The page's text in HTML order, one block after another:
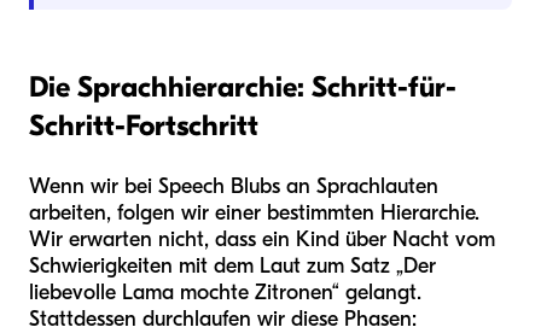
Die Sprachhierarchie: Schritt-für-
Schritt-Fortschritt
Wenn wir bei Speech Blubs an Sprachlauten
arbeiten, folgen wir einer bestimmten Hierarchie.
Wir erwarten nicht, dass ein Kind über Nacht vom
Schwierigkeiten mit dem Laut zum Satz „Der
liebevolle Lama mochte Zitronen“ gelangt.
Stattdessen durchlaufen wir diese Phasen: